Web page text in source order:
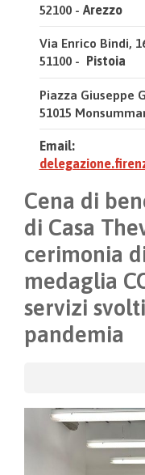
52100 - Arezzo
Via Enrico Bindi,
51100 - Pistoia
Piazza Giuseppe
51015
Email:
Cena di
di Casa
cerimonia
medaglia
servizi
pandemia